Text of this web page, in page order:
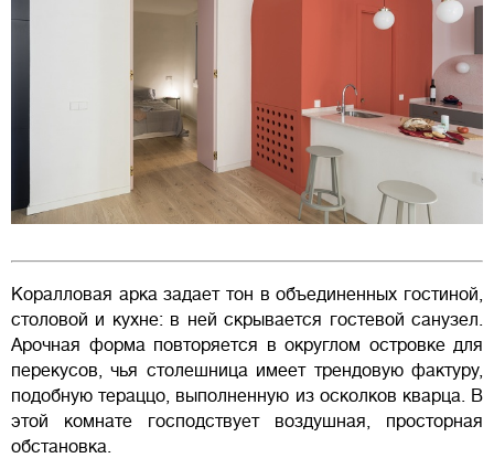
Коралловая арка задает тон в объединенных гостиной,
столовой и кухне: в ней скрывается гостевой санузел.
Арочная форма повторяется в округлом островке для
перекусов, чья столешница имеет трендовую фактуру,
подобную тераццо, выполненную из осколков кварца. В
этой комнате господствует воздушная, просторная
обстановка.